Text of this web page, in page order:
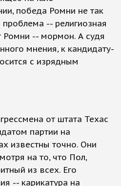
победа Ромни не так
-- религиозная
Ромни -- мормон. А судя
мнения, к кандидату-
с изрядным
от штата Техас
партии на
известны точно. Они
на то, что Пол,
из всех. Его
-- карикатура на